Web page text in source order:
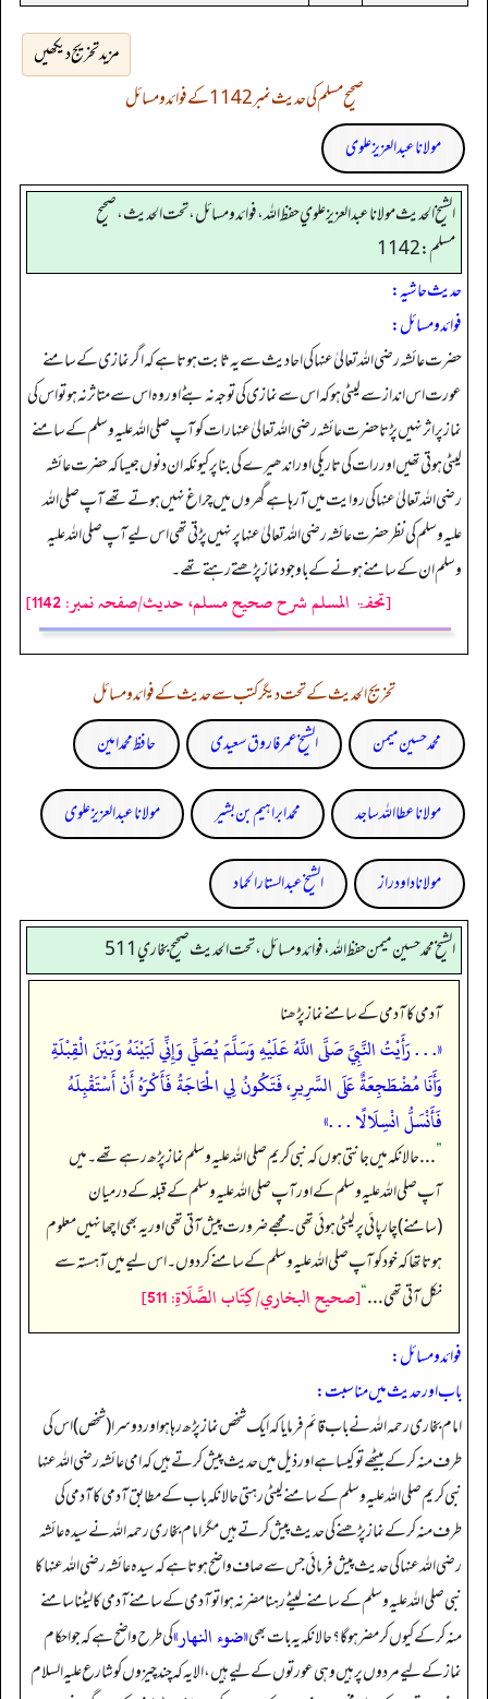
مزید تخریج دیکھیں
صحیح مسلم کی حدیث نمبر 1142 کے فوائد و مسائل
مولانا عبد العزیز علوی
الشيخ الحديث مولانا عبدالعزيز علوي حفظ الله، فوائد و مسائل، تحت الحديث ، صحيح
مسلم: 1142
حدیث حاشیہ:
فوائد ومسائل:
حضرت عائشہ رضی اللہ تعالیٰ عنہا کی احادیث سے یہ ثابت ہوتا ہے کہ اگر نمازی کے سامنے
عورت اس انداز سے لیٹی ہو کہ اس سے نمازی کی توجہ نہ بٹے اور وہ اس سے متاثر نہ ہو تو اس کی
نماز پر اثر نہیں پڑتا حضرت عائشہ رضی اللہ تعالیٰ عنہا رات کو آپ صلی اللہ علیہ وسلم کے سامنے
لیٹی ہوتی تھیں اور رات کی تاریکی اور اندھیرے کی بنا پر کیونکہ ان دنوں جیسا کہ حضرت عائشہ
رضی اللہ تعالیٰ عنہا کی روایت میں آ رہا ہے گھروں میں چراغ نہیں ہوتے تھے آپ صلی اللہ
علیہ وسلم کی نظر حضرت عائشہ رضی اللہ تعالیٰ عنہا پر نہیں پڑتی تھی اس لیے آپ صلی اللہ علیہ
وسلم ان کے سامنے ہونے کے باوجود نماز پڑھتے رہتے تھے۔
[تحفۃ المسلم شرح صحیح مسلم، حدیث/صفحہ نمبر: 1142]
تخریج الحدیث کے تحت دیگر کتب سے حدیث کے فوائد و مسائل
محمد حسین میمن
الشیخ عمر فاروق سعیدی حافظ محمد امین
مولانا عطا اللہ ساجد محمد ابراہیم بن بشیر مولانا عبد العزیز علوی
مولانا داود راز الشیخ عبدالستار الحماد
الشيخ محمد حسين ميمن حفظ الله، فوائد و مسائل، تحت الحديث صحيح بخاري 511
آدمی کا آدمی کے سامنے نماز پڑھنا
«. . . رَأَيْتُ النَّبِيَّ صَلَّى اللَّهُ عَلَيْهِ وَسَلَّمَ يُصَلِّي وَإِنِّي لَبَيْنَهُ وَبَيْنَ الْقِبْلَةِ
وَأَنَا مُضْطَجِعَةٌ عَلَى السَّرِيرِ، فَتَكُونُ لِي الْحَاجَةُ فَأَكْرَهُ أَنْ أَسْتَقْبِلَهُ
فَأَنْسَلُّ انْسِلَالًا . . .»
”. . . ‏‏‏‏ حالانکہ میں جانتی ہوں کہ نبی کریم صلی اللہ علیہ وسلم نماز پڑھ رہے تھے۔ میں
آپ صلی اللہ علیہ وسلم کے اور آپ صلی اللہ علیہ وسلم کے قبلہ کے درمیان
(سامنے) چارپائی پر لیٹی ہوئی تھی۔ مجھے ضرورت پیش آتی تھی اور یہ بھی اچھا نہیں معلوم
ہوتا تھا کہ خود کو آپ صلی اللہ علیہ وسلم کے سامنے کر دوں۔ اس لیے میں آہستہ سے
نکل آتی تھی . . .“[صحيح البخاري/كِتَاب الصَّلَاةِ: 511]
فوائد و مسائل:
باب اور حدیث میں مناسبت:
امام بخاری رحمہ اللہ نے باب قائم فرمایا کہ ایک شخص نماز پڑھ رہا ہو اور دوسرا (شخص) اس کی
طرف منہ کر کے بیٹھے تو کیسا ہے اور ذیل میں حدیث پیش کرتے ہیں کہ امی عائشہ رضی اللہ عنہا
نبی کریم صلی اللہ علیہ وسلم کے سامنے لیٹی رہتی حالانکہ باب کے مطابق آدمی کا آدمی کی
طرف منہ کر کے نماز پڑھنے کی حدیث پیش کرتے ہیں مگر امام بخاری رحمہ اللہ نے سیدہ عائشہ
رضی اللہ عنہا کی حدیث پیش فرمائی جس سے صاف واضح ہوتا ہے کہ سیدہ عائشہ رضی اللہ عنہا کا
نبی صلی اللہ علیہ وسلم کے سامنے لیٹے رہنا مضر نہ ہوا تو آدمی کے سامنے آدمی کا لیٹنا سامنے
منہ کر کے کیوں کر مضر ہو گا؟ حالانکہ یہ بات بھی«ضوء النهار»کی طرح واضح ہے کہ جو احکام
نماز کے لیے مردوں پر ہیں وہی عورتوں کے لیے ہیں، الا یہ کہ چند چیزوں کو شارع علیہ السلام